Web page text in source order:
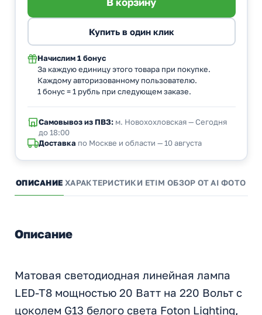
Начислим 1 бонус
За каждую единицу этого товара при покупке.
Каждому авторизованному пользователю.
1 бонус = 1 рубль при следующем заказе.
Самовывоз из ПВЗ:м. Новохохловская — Сегодня
до 18:00
Доставка по Москве и области — 10 августа
ОПИСАНИЕ ХАРАКТЕРИСТИКИ ETIM ОБЗОР ОТ AI ФОТО И
Описание
Матовая светодиодная линейная лампа
LED-T8 мощностью 20 Ватт на 220 Вольт с
цоколем G13 белого света Foton Lighting,